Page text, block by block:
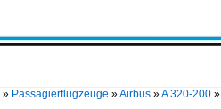
» Passagierflugzeuge »Airbus »A 320-200 »